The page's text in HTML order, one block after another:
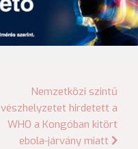
Nemzetközi szintű
vészhelyzetet hirdetett a
WHO a Kongóban kitört
ebola-járvány miatt